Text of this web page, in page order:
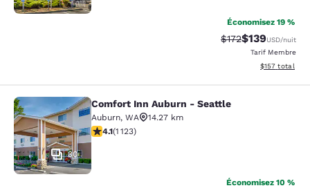
Économisez 19 %
Tarif barré :
$172Tarif réduit :
$139USD/nuit
Tarif Membre
Afficher les
$157 total
Comfort Inn Auburn - Seattle
30
Comfort Inn Auburn - Seattle
Auburn, WA
14.27 km
4.14 étoiles. Très Bien. 1123 commentaires
4.1(1 123)
Économisez 10 %